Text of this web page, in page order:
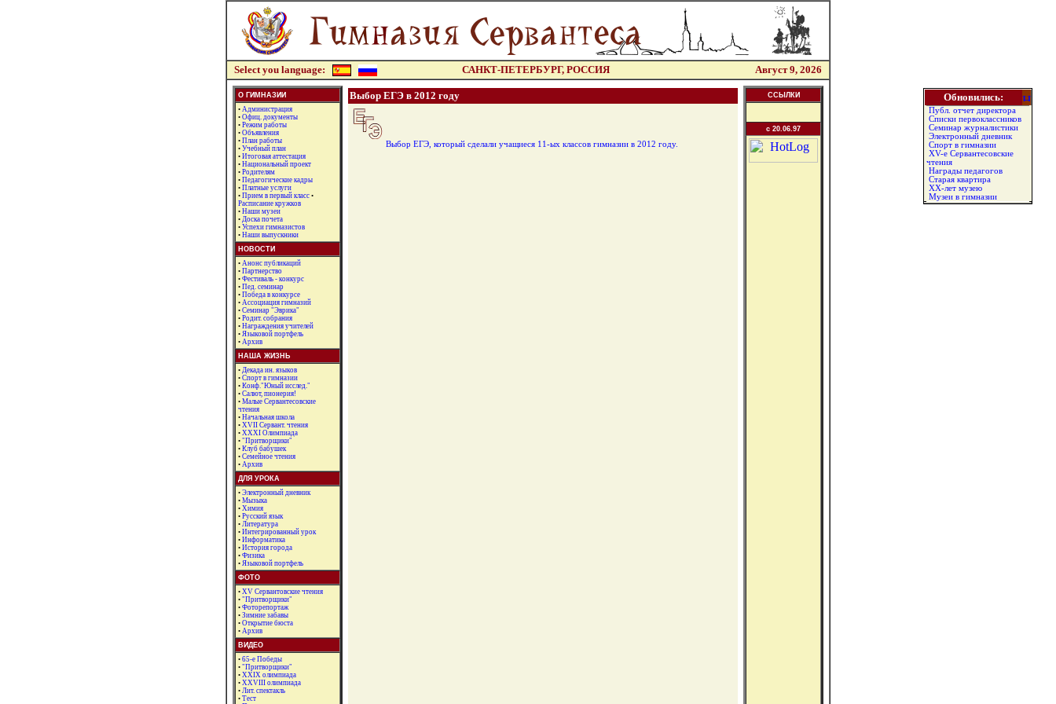
Обновились:
Публ. отчет директора
Списки первоклассников
Семинар журналистики
Электронный дневник
Спорт в гимназии
XV-е Сервантесовские
чтения
Награды педагогов
Старая квартира
XX-лет музею
Музеи в гимназии
Select you language: САНКТ-ПЕТЕРБУРГ, РОССИЯ Август 9, 2026
О ГИМНАЗИИ
• Администрация
• Офиц. документы
• Режим работы
• Объявления
• План работы
• Учебный план
• Итоговая аттестация
• Национальный проект
• Родителям
• Педагогические кадры
• Платные услуги
• Прием в первый класс •
Расписание кружков
• Наши музеи
• Доска почета
• Успехи гимназистов
• Наши выпускники
НОВОСТИ
• Анонс публикаций
• Партнерство
• Фестиваль - конкурс
• Пед. семинар
• Победа в конкурсе
• Ассоциация гимназий
• Семинар "Эврика"
• Родит. собрания
• Награждения учителей
• Языковой портфель
• Архив
НАША ЖИЗНЬ
• Декада ин. языков
• Спорт в гимназии
• Конф."Юный исслед."
• Салют, пионерия!
• Малые Сервантесовские
чтения
• Начальная школа
• XVII Сервант. чтения
• ХХХI Олимпиада
• "Притворщики"
• Клуб бабушек
• Семейное чтения
• Архив
ДЛЯ УРОКА
• Электронный дневник
• Мызыка
• Химия
• Русский язык
• Литература
• Интегрированный урок
• Информатика
• История города
• Физика
• Языковой портфель
ФОТО
• XV Сервантовские чтения
• "Притворщики"
• Фоторепортаж
• Зимние забавы
• Открытие бюста
• Архив
ВИДЕО
• 65-е Победы
• "Притворщики"
• XXIX олимпиада
• XXVIII олимпиада
• Лит. спектакль
• Тест
Выбор ЕГЭ в 2012 году
Выбор ЕГЭ, который сделали учащиеся 11-ых классов гимназии в 2012 году.
ССЫЛКИ
c 20.06.97